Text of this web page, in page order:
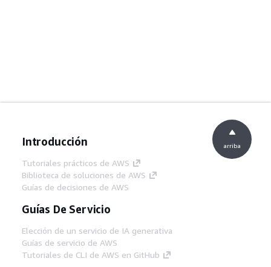
Introducción
Tutoriales prácticos de AWS
Biblioteca de soluciones de AWS
Guías de decisiones de AWS
Guías De Servicio
Elección de un servicio de IA generativa
Guías de servicio de AWS
Tutoriales de CLI de AWS en GitHub
arriba